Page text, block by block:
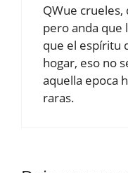
QWue crueles,
pero anda que
que el espíritu
hogar, eso no
aquella epoca
raras.